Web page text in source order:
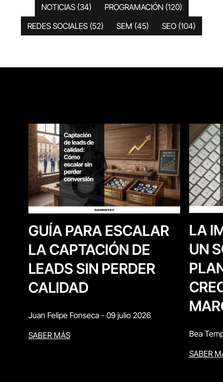
NOTICIAS (34) PROGRAMACIÓN (120)
REDES SOCIALES (52) SEM (45) SEO (104)
GUÍA PARA ESCALAR
LA CAPTACIÓN DE
LEADS SIN PERDER
CALIDAD
Juan Felipe Fonseca - 09 julio 2026
SABER MÁS
LA
UN
Bea
SABER